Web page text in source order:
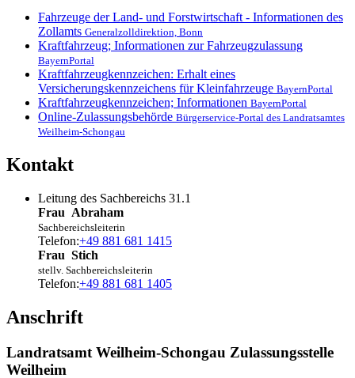
Fahrzeuge der Land- und Forstwirtschaft - Informationen des
Zollamts Generalzolldirektion, Bonn
Kraftfahrzeug; Informationen zur Fahrzeugzulassung
BayernPortal
Kraftfahrzeugkennzeichen: Erhalt eines
Versicherungskennzeichens für Kleinfahrzeuge BayernPortal
Kraftfahrzeugkennzeichen; Informationen BayernPortal
Online-Zulassungsbehörde Bürgerservice-Portal des Landratsamtes
Weilheim-Schongau
Kontakt
Leitung des Sachbereichs 31.1
Frau Abraham
Sachbereichsleiterin
Telefon:+49 881 681 1415
Frau Stich
stellv. Sachbereichsleiterin
Telefon:+49 881 681 1405
Anschrift
Landratsamt Weilheim-Schongau Zulassungsstelle
Weilheim